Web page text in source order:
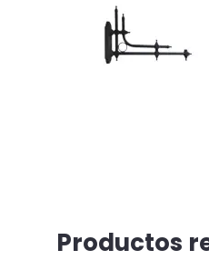
Productos